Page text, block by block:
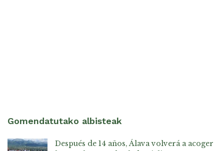
Gomendatutako albisteak
Después de 14 años, Álava volverá a acoger